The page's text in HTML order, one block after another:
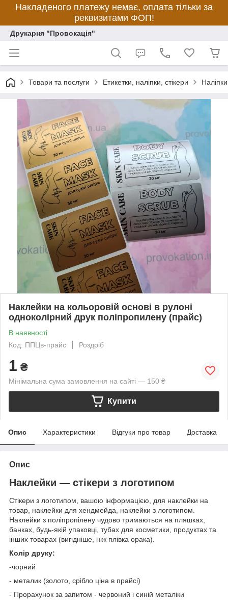
Накладеного платежу немає, оплата тільки за
реквизитами ФОП!
Друкарня "Провокація"
Товари та послуги Етикетки, наліпки, стікери
Наклейки на кольоровій основі в рулоні
одноколірний друк поліпропилену (прайс)
В наявності
Код: ППЦв-прайс
Роздріб
1 ₴
Мінімальна сума замовлення на сайті — 150 ₴
Купити
Опис Характеристики Відгуки про товар Доставка
Опис
Наклейки — стікери з логотипом
Стікери з логотипом, вашою інформацією, для наклейки на
товар, наклейки для хендмейда, наклейки з логотипом.
Наклейки з поліпропілену чудово тримаються на пляшках,
банках, будь-якій упаковці, тубах для косметики, продуктах та
інших товарах (вигідніше, ніж плівка орака).
Колір друку:
-чорний
- металик (золото, срібло ціна в прайсі)
- Прорахунок за запитом - червоний і синій металіки